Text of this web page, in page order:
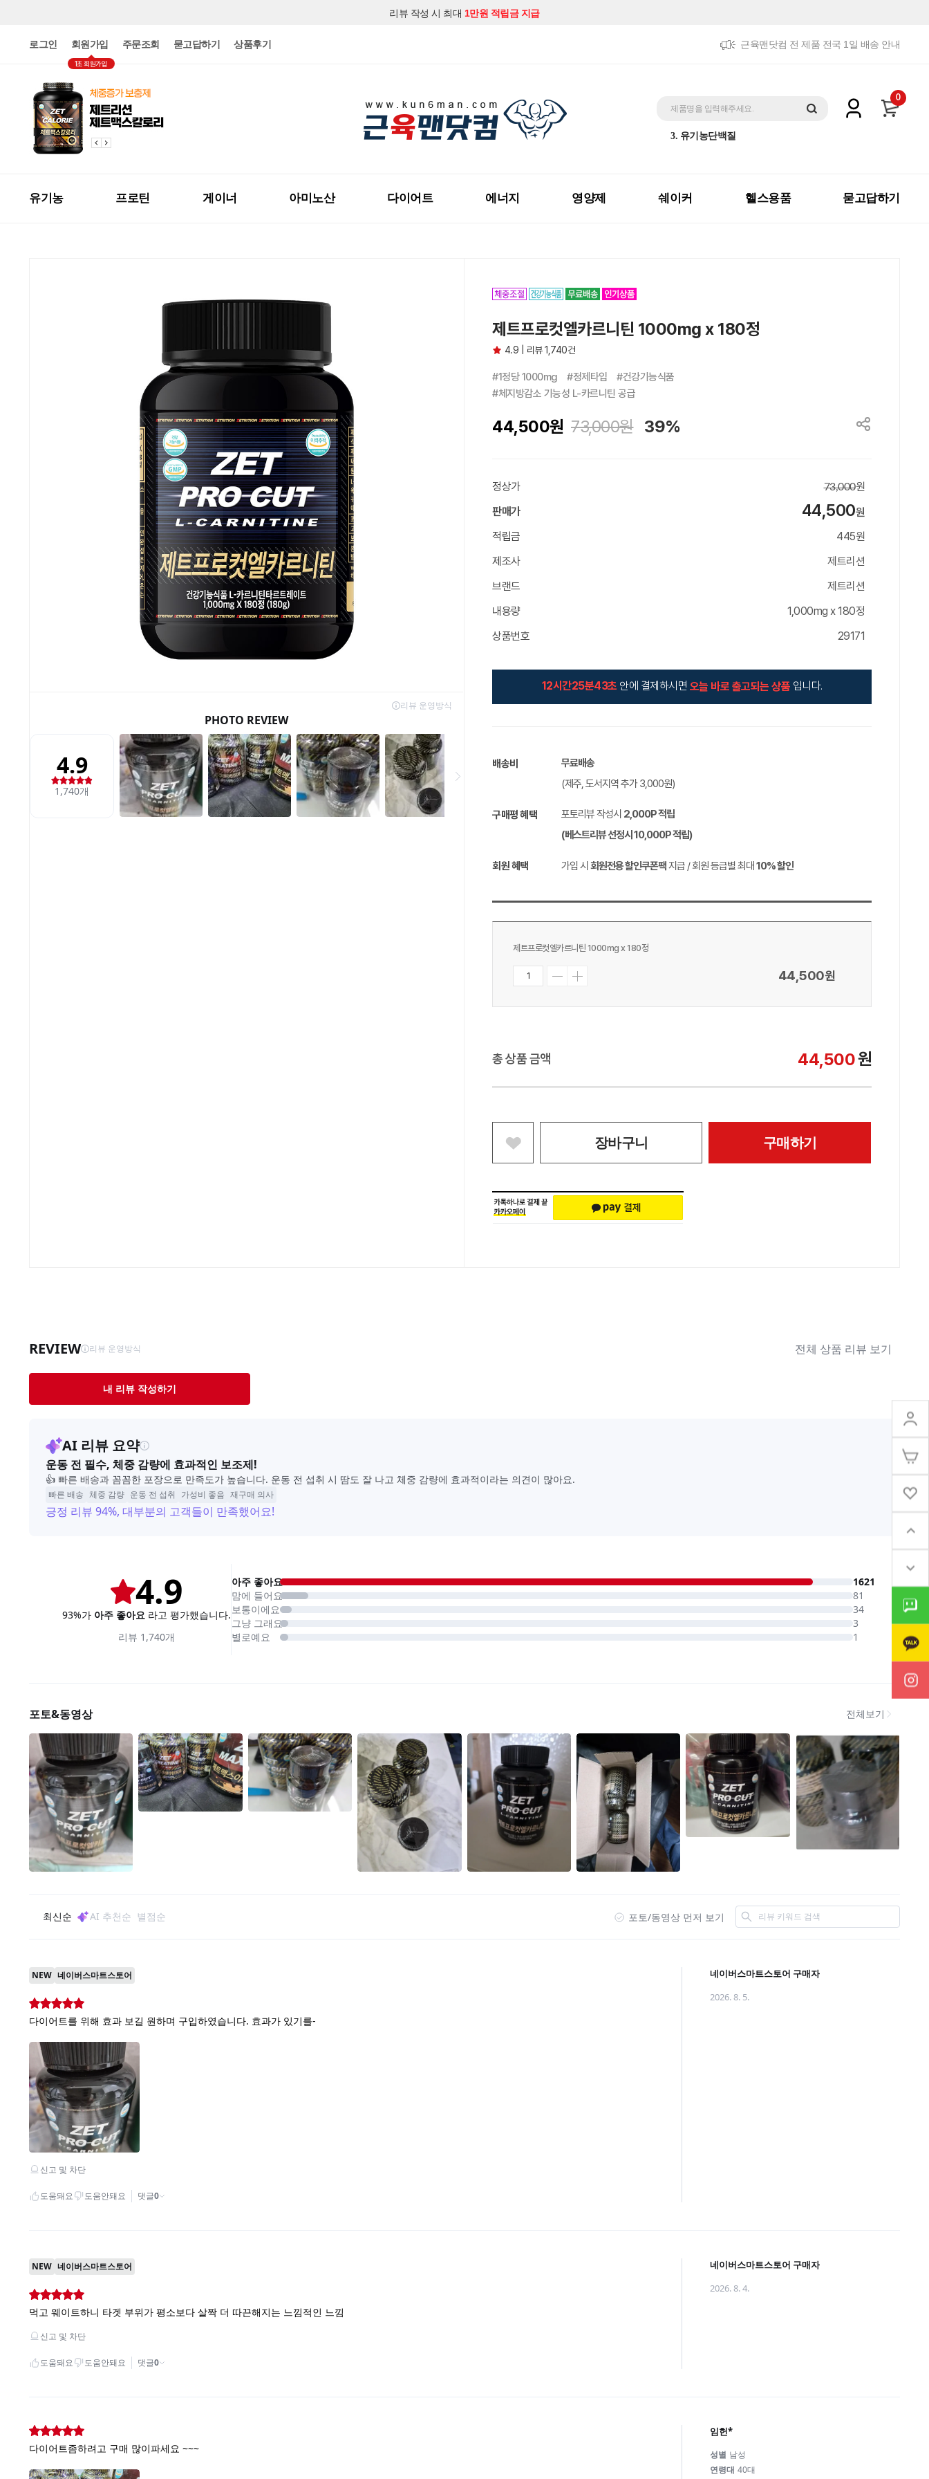
리뷰 작성 시 최대 1만원 적립금 지급
로그인 회원가입
1초 회원가입
주문조회 묻고답하기 상품후기 근육맨닷컴 전 제품 전국 1일 배송 안내
제품명을 입력해주세요.
1. 제트맥스게이너
3. 유기농단백질
0
유기농 프로틴 게이너 아미노산 다이어트 에너지 영양제 쉐이커 헬스용품 묻고답하기
제트프로컷엘카르니틴 1000mg x 180정
4.9 | 리뷰 1,740건
#1정당 1000mg　#정제타입　#건강기능식품
#체지방감소 기능성 L-카르니틴 공급
44,500원 73,000원 39%
정상가 73,000원
판매가
44,500원
적립금
445원
제조사
제트리션
브랜드
제트리션
내용량
1,000mg x 180정
상품번호
29171
12시간25분42초 안에 결제하시면 오늘 바로 출고되는 상품 입니다.
배송비
무료배송
(제주, 도서지역 추가3,000원)
구매평 혜택 포토리뷰 작성시 2,000P적립
(베스트리뷰 선정시 10,000P적립)
회원 혜택 가입 시 회원전용 할인쿠폰팩지급 / 회원 등급별 최대 10%할인
제트프로컷엘카르니틴 1000mg x 180정
44,500원
총 상품 금액 44,500원
장바구니 구매하기